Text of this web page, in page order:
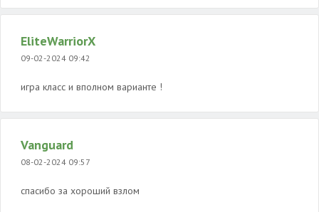
EliteWarriorX
09-02-2024 09:42
игра класс и вполном варианте !
Vanguard
08-02-2024 09:57
спасибо за хороший взлом